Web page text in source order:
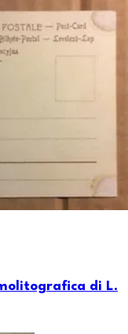
di L.